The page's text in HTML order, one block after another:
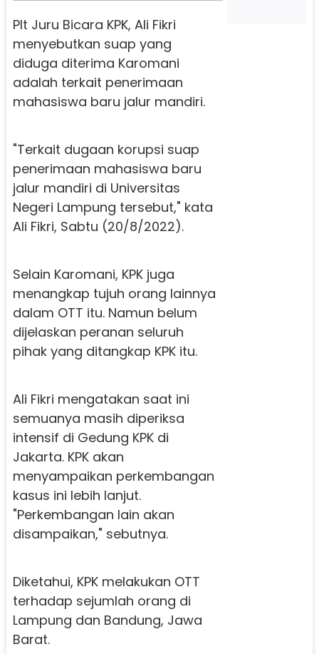
Plt Juru Bicara KPK, Ali Fikri
menyebutkan suap yang
diduga diterima Karomani
adalah terkait penerimaan
mahasiswa baru jalur mandiri.
"Terkait dugaan korupsi suap
penerimaan mahasiswa baru
jalur mandiri di Universitas
Negeri Lampung tersebut," kata
Ali Fikri, Sabtu (20/8/2022).
Selain Karomani, KPK juga
menangkap tujuh orang lainnya
dalam OTT itu. Namun belum
dijelaskan peranan seluruh
pihak yang ditangkap KPK itu.
Ali Fikri mengatakan saat ini
semuanya masih diperiksa
intensif di Gedung KPK di
Jakarta. KPK akan
menyampaikan perkembangan
kasus ini lebih lanjut.
"Perkembangan lain akan
disampaikan," sebutnya.
Diketahui, KPK melakukan OTT
terhadap sejumlah orang di
Lampung dan Bandung, Jawa
Barat.